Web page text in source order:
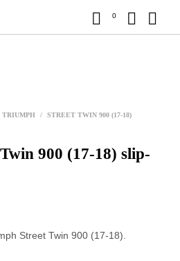
0
TRIUMPH / STREET TWIN 900 (17-18)
900 (17-18) slip-
Street Twin 900 (17-18).